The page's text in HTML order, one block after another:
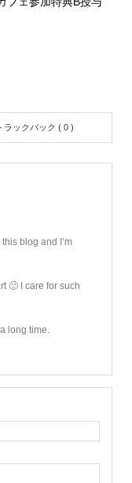
ラックバック ( 0 )
blog and I’m
🙂 I care for such
long time.